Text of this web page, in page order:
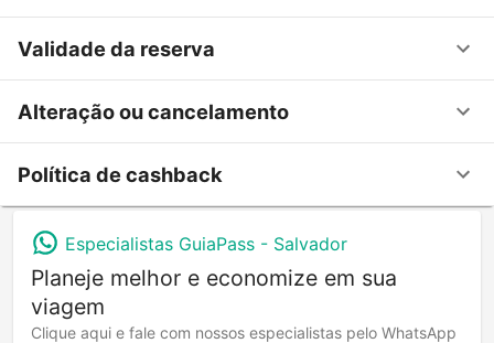
Validade da reserva
Alteração ou cancelamento
Política de cashback
Especialistas GuiaPass - Salvador
Planeje melhor e economize em sua
viagem
Clique aqui e fale com nossos especialistas pelo WhatsApp